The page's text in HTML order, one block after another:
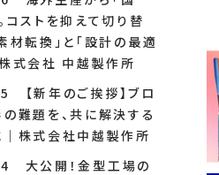
コストを抑えて切り替
材転換」と「設計の最適
式会社 中越製作所
【新年のご挨拶】ブロ
難題を、共に解決する
｜株式会社中越製作所
大公開！金型工場の